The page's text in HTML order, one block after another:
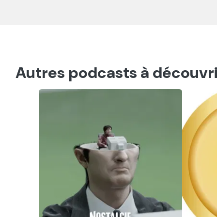
Autres podcasts à